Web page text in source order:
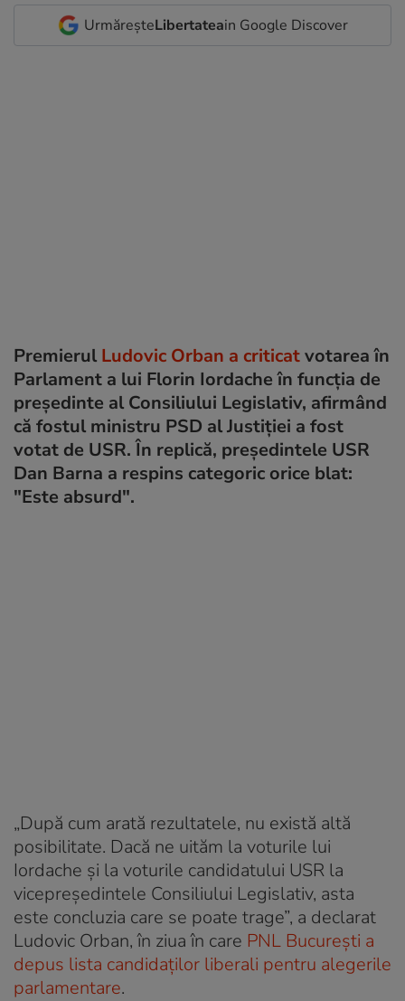
UrmăreșteLibertateain Google Discover
Premierul Ludovic Orban a criticatvotarea în
Parlament a lui Florin Iordache în funcţia de
preşedinte al Consiliului Legislativ, afirmând
că fostul ministru PSD al Justiției a fost
votat de USR. În replică, președintele USR
Dan Barna a respins categoric orice blat:
"Este absurd".
„După cum arată rezultatele, nu există altă
posibilitate. Dacă ne uităm la voturile lui
Iordache şi la voturile candidatului USR la
vicepreşedintele Consiliului Legislativ, asta
este concluzia care se poate trage”, a declarat
Ludovic Orban, în ziua în care PNL București a
depus lista candidaților liberali pentru alegerile
parlamentare.